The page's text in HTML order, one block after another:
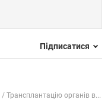
Підписатися
Трансплантацію органів в...